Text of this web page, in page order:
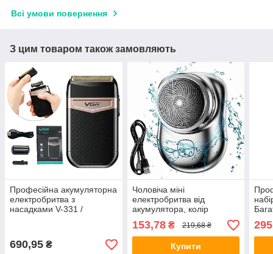
Всі умови повернення
З цим товаром також замовляють
Професійна акумуляторна
електробритва з
насадками V-331 /
690,95 ₴
Чоловіча міні
електробритва від
акумулятора, колір
бритва / Дорожня
електробритва
153,78₴ 219,68 ₴
Купити
295